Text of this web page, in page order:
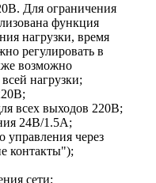
Для ограничения
функция
нагрузки, время
регулировать в
возможно
нагрузки;
всех выходов 220В;
24В/1.5А;
управления через
контакты");
сети;